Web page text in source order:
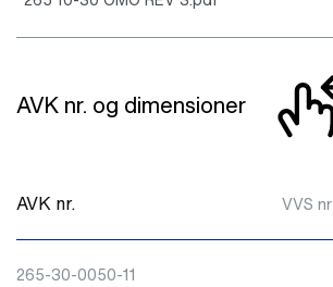
AVK nr. og dimensioner
AVK nr. VVS nr
265-30-0050-11